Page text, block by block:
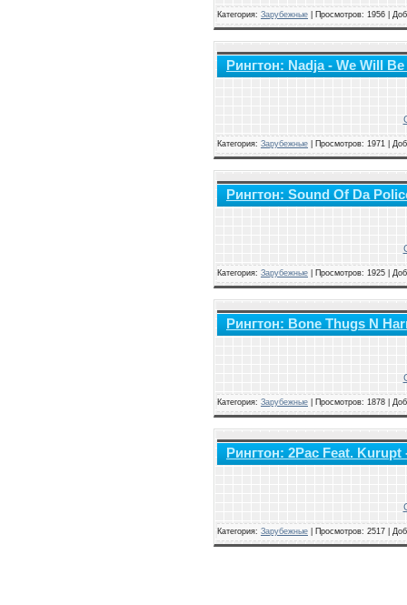
Категория: Зарубежные Просмотров: 1956 |
Рингтон: Nadja - We Will
Категория: Зарубежные Просмотров: 1971 |
Рингтон: Sound Of Da
Категория: Зарубежные Просмотров: 1925 |
Рингтон: Bone Thugs N
Категория: Зарубежные Просмотров: 1878 |
Рингтон: 2Pac Feat.
Категория: Зарубежные Просмотров: 2517 |